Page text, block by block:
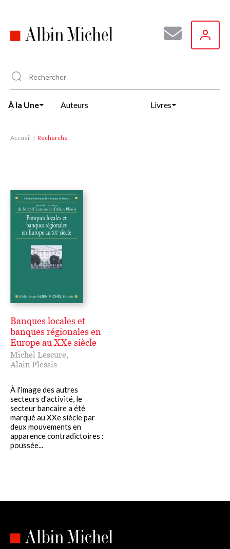
principal
À la Une Auteurs Livres
Accueil Recherche
Banques locales et
banques régionales en
Europe au XXe siècle
Michel Lescure,
Alain Plessis
À l'image des autres
secteurs d'activité, le
secteur bancaire a été
marqué au XXe siècle par
deux mouvements en
apparence contradictoires :
poussée...